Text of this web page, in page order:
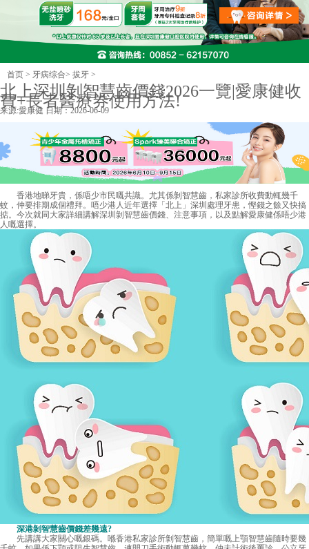
首页 > 牙病综合> 拔牙 >
北上深圳剝智慧齒價錢2026一覽|愛康健收
費+長者醫療券使用方法!
来源:愛康健 日期：2026-06-09
香港地睇牙貴，係唔少市民嘅共識。尤其係剝智慧齒，私家診所收費動輒幾千
蚊，仲要排期成個禮拜。唔少港人近年選擇「北上」深圳處理牙患，慳錢之餘又快搞
掂。今次就同大家詳細講解深圳剝智慧齒價錢、注意事項，以及點解愛康健係唔少港
人嘅選擇。
深港剝智慧齒價錢差幾遠?
先講講大家關心嘅銀碼。喺香港私家診所剝智慧齒，簡單嘅上顎智慧齒隨時要幾